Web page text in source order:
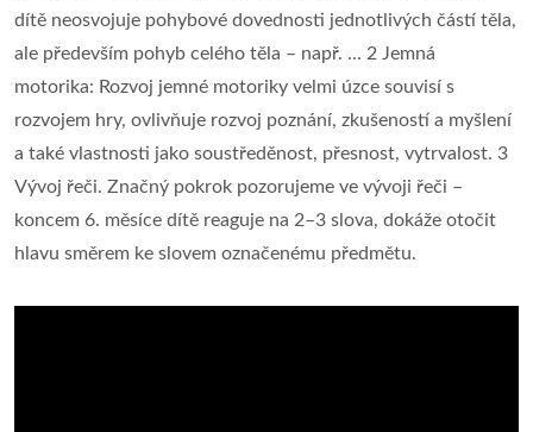
dítě neosvojuje pohybové dovednosti jednotlivých částí těla,
ale především pohyb celého těla – např. ... 2 Jemná
motorika: Rozvoj jemné motoriky velmi úzce souvisí s
rozvojem hry, ovlivňuje rozvoj poznání, zkušeností a myšlení
a také vlastnosti jako soustředěnost, přesnost, vytrvalost. 3
Vývoj řeči. Značný pokrok pozorujeme ve vývoji řeči –
koncem 6. měsíce dítě reaguje na 2–3 slova, dokáže otočit
hlavu směrem ke slovem označenému předmětu.